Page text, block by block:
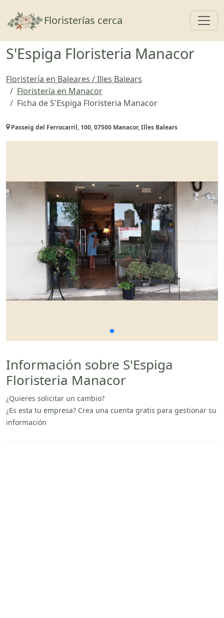
Floristerías cerca
S'Espiga Floristeria Manacor
Floristería en Baleares / Illes Balears
Floristería en Manacor
Ficha de S'Espiga Floristeria Manacor
Passeig del Ferrocarril, 100, 07500 Manacor, Illes Balears
Información sobre S'Espiga
Floristeria Manacor
¿Quieres solicitar un cambio?
¿Es esta tu empresa? Crea una cuenta gratis para gestionar su
información